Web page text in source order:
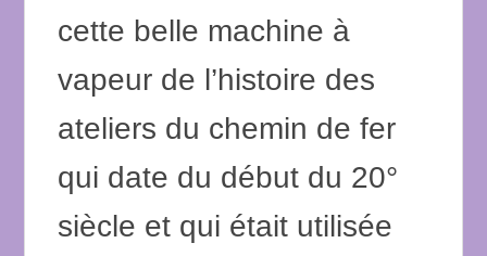
cette belle machine à
vapeur de l’histoire des
ateliers du chemin de fer
qui date du début du 20°
siècle et qui était utilisée